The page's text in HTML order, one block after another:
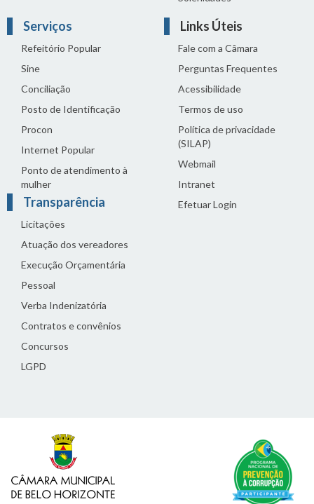
Serviços
Refeitório Popular
Sine
Conciliação
Posto de Identificação
Procon
Internet Popular
Ponto de atendimento à
mulher
Transparência
Licitações
Atuação dos vereadores
Execução Orçamentária
Pessoal
Verba Indenizatória
Contratos e convênios
Concursos
LGPD
Links Úteis
Fale com a Câmara
Perguntas Frequentes
Acessibilidade
Termos de uso
Política de privacidade
(SILAP)
Webmail
Intranet
Efetuar Login